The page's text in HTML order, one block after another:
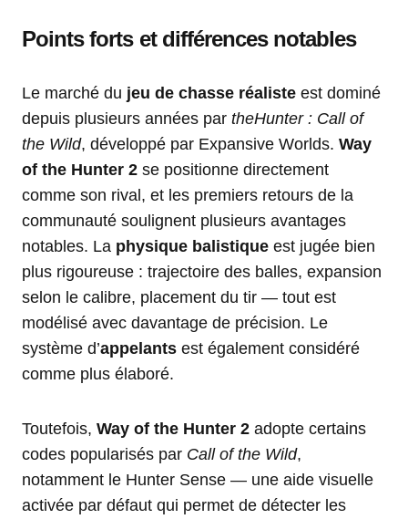
Points forts et différences notables
Le marché du jeu de chasse réaliste est dominé
depuis plusieurs années par theHunter : Call of
the Wild, développé par Expansive Worlds. Way
of the Hunter 2 se positionne directement
comme son rival, et les premiers retours de la
communauté soulignent plusieurs avantages
notables. La physique balistique est jugée bien
plus rigoureuse : trajectoire des balles, expansion
selon le calibre, placement du tir — tout est
modélisé avec davantage de précision. Le
système d’appelants est également considéré
comme plus élaboré.
Toutefois, Way of the Hunter 2 adopte certains
codes popularisés par Call of the Wild,
notamment le Hunter Sense — une aide visuelle
activée par défaut qui permet de détecter les